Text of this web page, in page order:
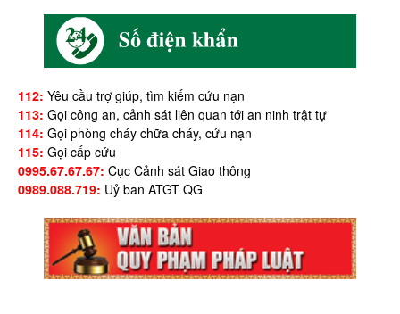
112: Yêu cầu trợ giúp, tìm kiếm cứu nạn
113: Gọi công an, cảnh sát liên quan tới an ninh trật tự
114: Gọi phòng cháy chữa cháy, cứu nạn
115: Gọi cấp cứu
0995.67.67.67: Cục Cảnh sát Giao thông
0989.088.719: Uỷ ban ATGT QG